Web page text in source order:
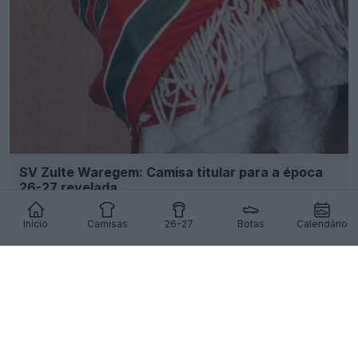
Início Camisas 26-27 Botas Calendário
SV Zulte Waregem: Camisa titular para a época
26-27 revelada
OFICIAL 3 13h